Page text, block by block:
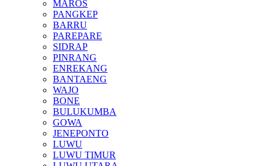
MAROS
PANGKEP
BARRU
PAREPARE
SIDRAP
PINRANG
ENREKANG
BANTAENG
WAJO
BONE
BULUKUMBA
GOWA
JENEPONTO
LUWU
LUWU TIMUR